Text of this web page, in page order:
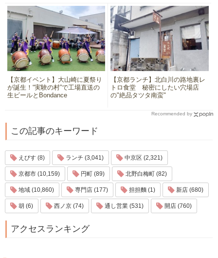
【京都イベント】大山崎に夏祭り
が誕生！“実験の村”で工場直送の
生ビールとBondance
【京都ランチ】北白川の路地裏レ
トロ食堂 秘密にしたい穴場店
の"絶品タツタ南蛮"
Recommended by
この記事のキーワード
えびす (8) ランチ (3,041) 中京区 (2,321)
京都市 (10,159) 円町 (89) 北野白梅町 (82)
地域 (10,860) 専門店 (177) 担担麵 (1) 新店 (680)
胡 (6) 西ノ京 (74) 通し営業 (531) 開店 (760)
アクセスランキング